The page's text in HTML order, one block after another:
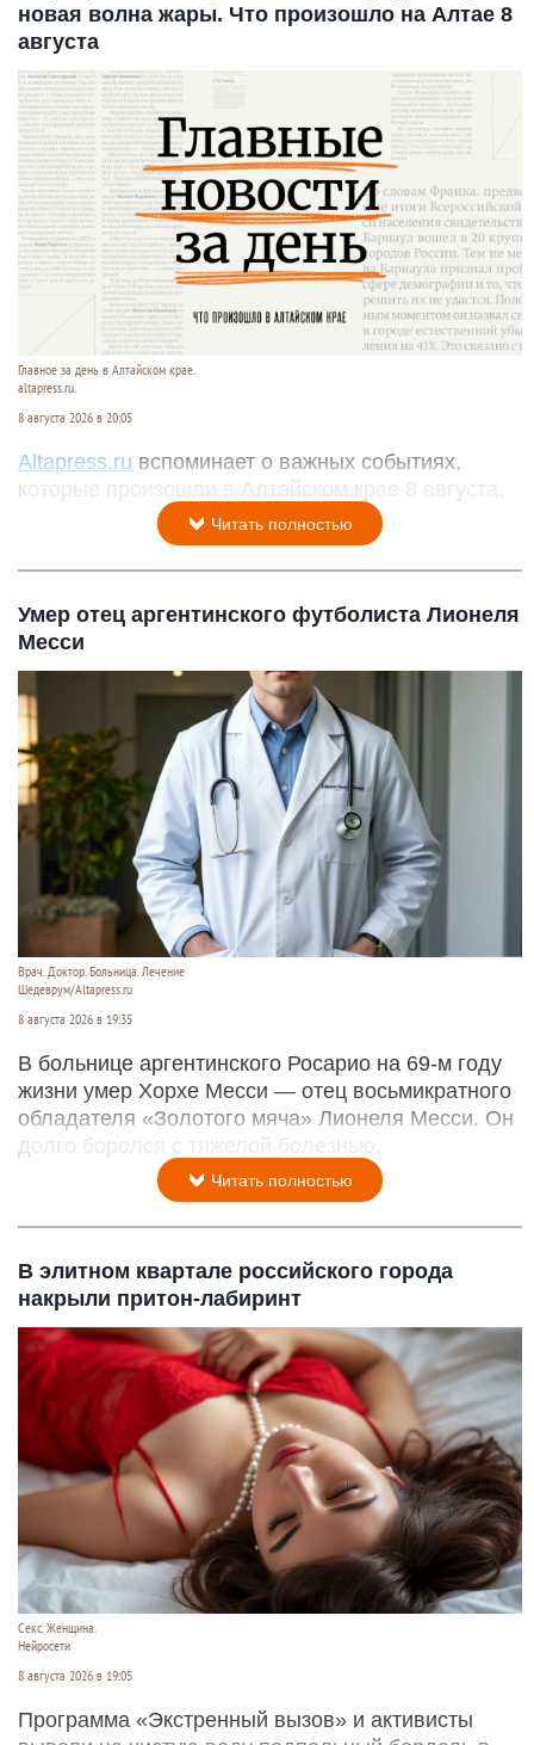
новая волна жары. Что произошло на Алтае 8
августа
Главное за день в Алтайском крае.
altapress.ru.
8 августа 2026 в 20:05
Altapress.ru вспоминает о важных событиях,
которые произошли в Алтайском крае 8 августа.
Читать полностью
Умер отец аргентинского футболиста Лионеля
Месси
Врач. Доктор. Больница. Лечение
Шедеврум/Altapress.ru
8 августа 2026 в 19:35
В больнице аргентинского Росарио на 69-м году
жизни умер Хорхе Месси — отец восьмикратного
обладателя «Золотого мяча» Лионеля Месси. Он
долго боролся с тяжелой болезнью.
Читать полностью
В элитном квартале российского города
накрыли притон-лабиринт
Секс. Женщина.
Нейросети
8 августа 2026 в 19:05
Программа «Экстренный вызов» и активисты